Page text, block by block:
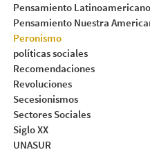
Pensamiento Latinoamericano
Pensamiento Nuestra
Peronismo
políticas sociales
Recomendaciones
Revoluciones
Secesionismos
Sectores Sociales
Siglo XX
UNASUR